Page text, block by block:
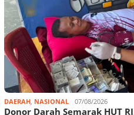
DAERAH, NASIONAL 07/08/2026
Donor Darah Semarak HUT